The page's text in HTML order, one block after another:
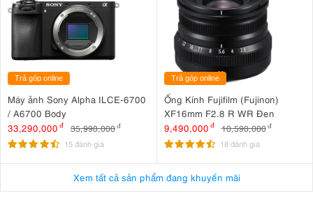
Nhờ công nghệ edge-lit tiên tiến, ánh sáng được phân bố đều trên
toàn bộ bề mặt đèn, giảm thiểu bóng đổ cứng và hiện tượng chói mắt.
Vùng sáng rộng giúp gương mặt trở nên tự nhiên hơn, đặc biệt phù
hợp cho các buổi họp trực tuyến, giảng dạy online hay livestream bán
Trả góp online
Máy ảnh Sony Alpha ILCE-6700
/ A6700 Body
33,290,000 đ 35,990,000đ
15 đánh giá
Trả góp online
Ống Kính Fujifilm (Fujinon)
XF16mm F2.8 R WR Đen
9,490,000 đ 10,590,000 đ
18 đánh giá
Xem tất cả sản phẩm đang khuyến mãi